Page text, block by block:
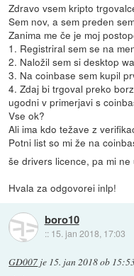
Zdravo vsem kripto
Sem nov, a sem preden
Zanima me če je moj
1. Registriral sem se na
2. Naložil sem si desktop
3. Na coinbase sem kupil
4. Zdaj bi trgoval preko
ugodni v primerjavi s
Vse ok?
Ali ima kdo težave z
Potni list so mi že na
še drivers licence, pa mi
Hvala za odgovorei inlp!
boro10
:: 15. jan 2018, 17:03
GD007 je 15. jan 2018 ob